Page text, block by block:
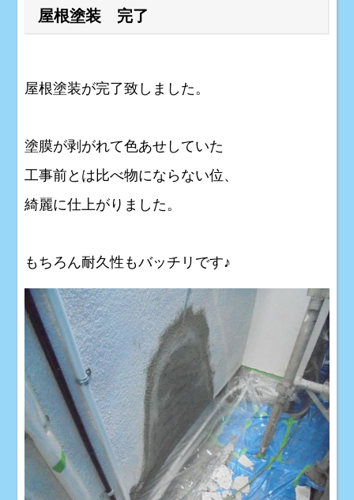
屋根塗装 完了
屋根塗装が完了致しました。
塗膜が剥がれて色あせしていた
工事前とは比べ物にならない位、
綺麗に仕上がりました。
もちろん耐久性もバッチリです♪